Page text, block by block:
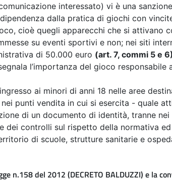
interessato) vi è una
dalla pratica di giochi con
cioè quegli apparecchi che si attivano
su eventi sportivi e non; nei siti
di 50.000 euro (art. 7, commi 5 e 6)
l’importanza del gioco
ai minori di anni 18 nelle aree
punti vendita in cui si esercita - quale
di un documento di identità, tranne
dei controlli sul rispetto della normativa
di scuole, strutture sanitarie e
n.158 del 2012 (DECRETO BALDUZZI) e la